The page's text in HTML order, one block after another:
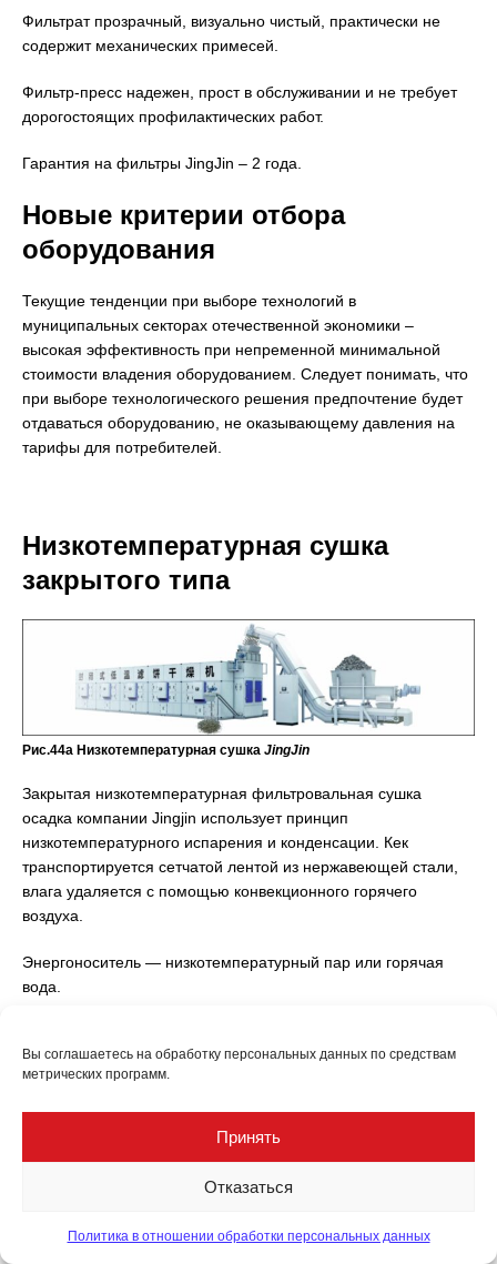
Вы соглашаетесь на обработку персональных данных по средствам
метрических программ.
Принять
Отказаться
Политика в отношении обработки персональных данных
Фильтрат прозрачный, визуально чистый, практически не
содержит механических примесей.
Фильтр-пресс надежен, прост в обслуживании и не требует
дорогостоящих профилактических работ.
Гарантия на фильтры JingJin – 2 года.
Новые критерии отбора
оборудования
Текущие тенденции при выборе технологий в
муниципальных секторах отечественной экономики –
высокая эффективность при непременной минимальной
стоимости владения оборудованием. Следует понимать, что
при выборе технологического решения предпочтение будет
отдаваться оборудованию, не оказывающему давления на
тарифы для потребителей.
Низкотемпературная сушка
закрытого типа
Рис.44а Низкотемпературная сушка JingJin
Закрытая низкотемпературная фильтровальная сушка
осадка компании Jingjin использует принцип
низкотемпературного испарения и конденсации. Кек
транспортируется сетчатой лентой из нержавеющей стали,
влага удаляется с помощью конвекционного горячего
воздуха.
Энергоноситель — низкотемпературный пар или горячая
вода.
нагревает низкотемпературный сухой воздух, который
возвращается в сушильную камеру для удаления скрытой
полностью перерабатывается.
Коэффициент сушки намного лучше принятых стандартов —
При использовании сушки не требуется дезодорировать